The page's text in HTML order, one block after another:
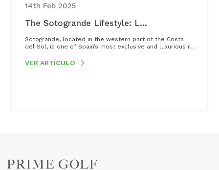
14th Feb 2025
The Sotogrande Lifestyle: L...
Sotogrande, located in the western part of the Costa
del Sol, is one of Spain’s most exclusive and luxurious r...
VER ARTÍCULO